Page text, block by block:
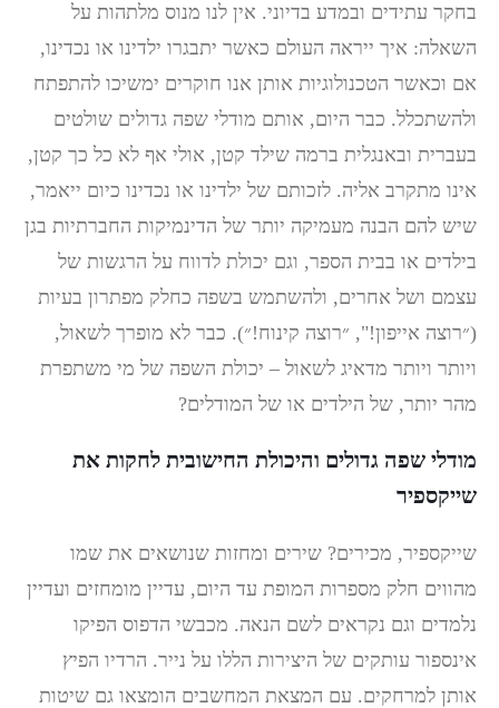
בחקר עתידים ובמדע בדיוני. אין לנו מנוס מלתהות על
השאלה: איך ייראה העולם כאשר יתבגרו ילדינו או נכדינו,
אם וכאשר הטכנולוגיות אותן אנו חוקרים ימשיכו להתפתח
ולהשתכלל. כבר היום, אותם מודלי שפה גדולים שולטים
בעברית ובאנגלית ברמה שילד קטן, אולי אף לא כל כך קטן,
אינו מתקרב אליה. לזכותם של ילדינו או נכדינו כיום ייאמר,
שיש להם הבנה מעמיקה יותר של הדינמיקות החברתיות בגן
בילדים או בבית הספר, וגם יכולת לדווח על הרגשות של
עצמם ושל אחרים, ולהשתמש בשפה כחלק מפתרון בעיות
(״רוצה אייפון!", ״רוצה קינוח!״). כבר לא מופרך לשאול,
ויותר ויותר מדאיג לשאול – יכולת השפה של מי משתפרת
מהר יותר, של הילדים או של המודלים?
מודלי שפה גדולים והיכולת החישובית לחקות את
שייקספיר
שייקספיר, מכירים? שירים ומחזות שנושאים את שמו
מהווים חלק מספרות המופת עד היום, עדיין מומחזים ועדיין
נלמדים וגם נקראים לשם הנאה. מכבשי הדפוס הפיקו
אינספור עותקים של היצירות הללו על נייר. הרדיו הפיץ
אותן למרחקים. עם המצאת המחשבים הומצאו גם שיטות